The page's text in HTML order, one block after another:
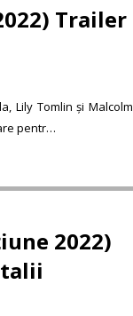
Trailer
Lily Tomlin și Malcolm
pentr…
2022)